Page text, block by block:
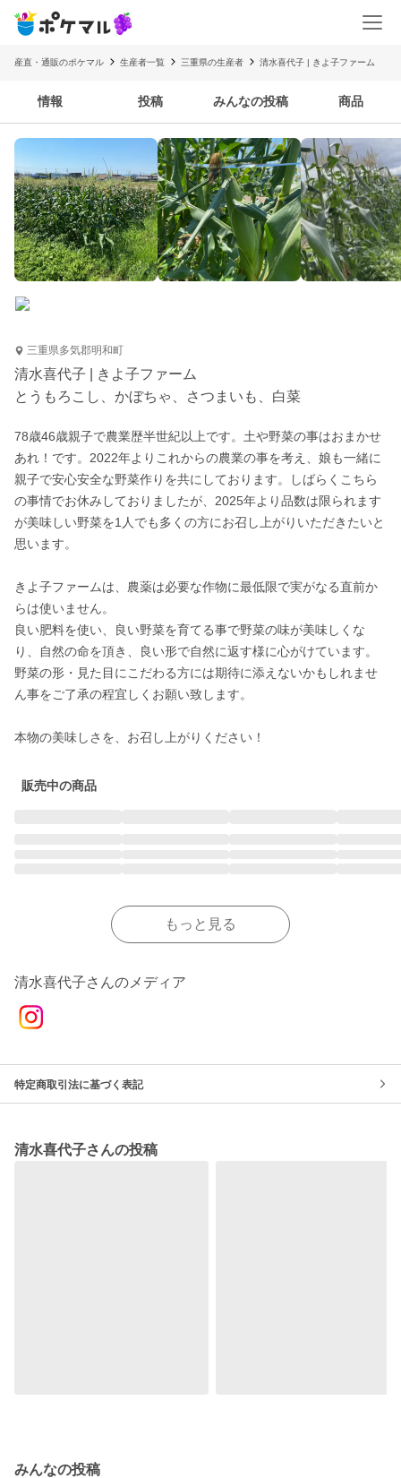
産直・通販のポケマル 生産者一覧 三重県の生産者 清水喜代子 | きよ子ファーム
情報 投稿 みんなの投稿 商品
三重県多気郡明和町
清水喜代子 | きよ子ファーム
とうもろこし、かぼちゃ、さつまいも、白菜
78歳46歳親子で農業歴半世紀以上です。土や野菜の事はおまかせ
あれ！です。2022年よりこれからの農業の事を考え、娘も一緒に
親子で安心安全な野菜作りを共にしております。しばらくこちら
の事情でお休みしておりましたが、2025年より品数は限られます
が美味しい野菜を1人でも多くの方にお召し上がりいただきたいと
思います。
きよ子ファームは、農薬は必要な作物に最低限で実がなる直前か
らは使いません。
良い肥料を使い、良い野菜を育てる事で野菜の味が美味しくな
り、自然の命を頂き、良い形で自然に返す様に心がけています。
野菜の形・見た目にこだわる方には期待に添えないかもしれませ
ん事をご了承の程宜しくお願い致します。
本物の美味しさを、お召し上がりください！
販売中の商品
もっと見る
清水喜代子さんのメディア
特定商取引法に基づく表記
清水喜代子さんの投稿
みんなの投稿